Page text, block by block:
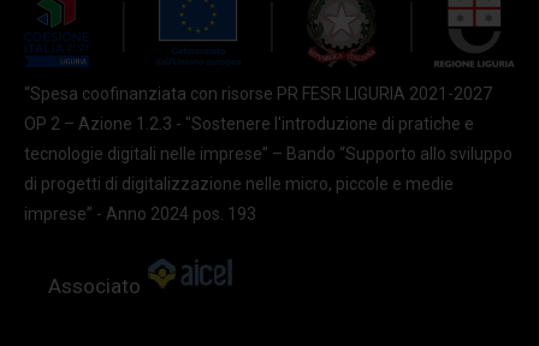
“Spesa coofinanziata con risorse PR FESR LIGURIA 2021-2027
OP 2 – Azione 1.2.3 - "Sostenere l'introduzione di pratiche e
tecnologie digitali nelle imprese” – Bando “Supporto allo sviluppo
di progetti di digitalizzazione nelle micro, piccole e medie
imprese” - Anno 2024 pos. 193
Associato